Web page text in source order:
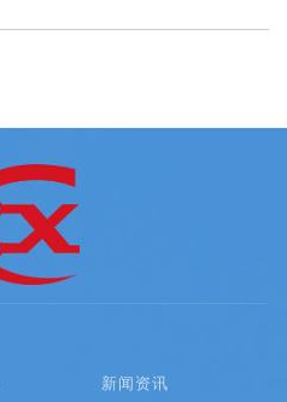
新闻资讯